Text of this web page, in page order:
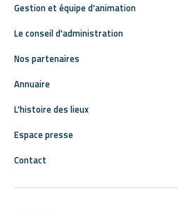
Gestion et équipe d'animation
Le conseil d'administration
Nos partenaires
Annuaire
L'histoire des lieux
Espace presse
Contact